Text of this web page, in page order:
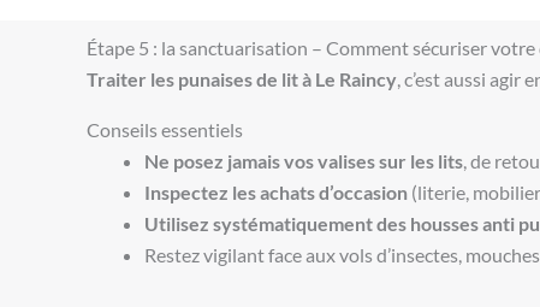
Étape 5 : la sanctuarisation – Comment sécuriser
Traiter les punaises de lit à Le Raincy , c’est aussi
Conseils essentiels
Ne posez jamais vos valises sur les lits , de
Inspectez les achats d’occasion (literie,
Utilisez systématiquement des housses anti
Restez vigilant face aux vols d’insectes,